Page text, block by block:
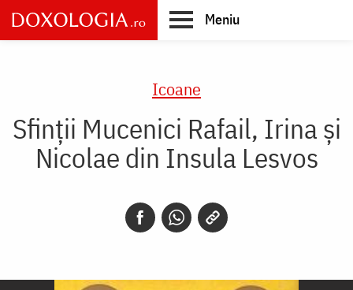
Skip
to
main
Meniu
Icoane
Sfinții Mucenici Rafail, Irina și
Nicolae din Insula Lesvos